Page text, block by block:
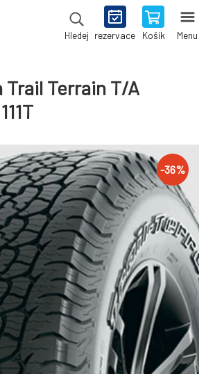
Hledej rezervace Košík Menu
Trail Terrain T/A
-36%